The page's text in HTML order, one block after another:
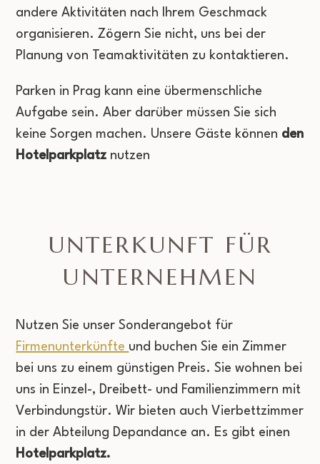
andere Aktivitäten nach Ihrem Geschmack
organisieren. Zögern Sie nicht, uns bei der
Planung von Teamaktivitäten zu kontaktieren.
Parken in Prag kann eine übermenschliche
Aufgabe sein. Aber darüber müssen Sie sich
keine Sorgen machen. Unsere Gäste können den
Hotelparkplatz nutzen
UNTERKUNFT FÜR
UNTERNEHMEN
Nutzen Sie unser Sonderangebot für
Firmenunterkünfte und buchen Sie ein Zimmer
bei uns zu einem günstigen Preis. Sie wohnen bei
uns in Einzel-, Dreibett- und Familienzimmern mit
Verbindungstür. Wir bieten auch Vierbettzimmer
in der Abteilung Depandance an. Es gibt einen
Hotelparkplatz.